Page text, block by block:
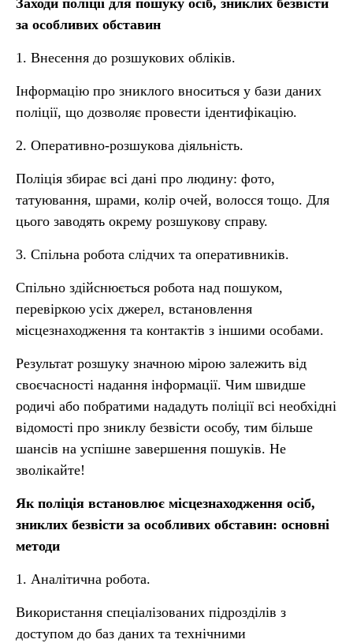
Заходи поліції для пошуку осіб, зниклих безвісти
за особливих обставин
1. Внесення до розшукових обліків.
Інформацію про зниклого вноситься у бази даних
поліції, що дозволяє провести ідентифікацію.
2. Оперативно-розшукова діяльність.
Поліція збирає всі дані про людину: фото,
татуювання, шрами, колір очей, волосся тощо. Для
цього заводять окрему розшукову справу.
3. Спільна робота слідчих та оперативників.
Спільно здійснюється робота над пошуком,
перевіркою усіх джерел, встановлення
місцезнаходження та контактів з іншими особами.
Результат розшуку значною мірою залежить від
своєчасності надання інформації. Чим швидше
родичі або побратими нададуть поліції всі необхідні
відомості про зниклу безвісти особу, тим більше
шансів на успішне завершення пошуків. Не
зволікайте!
Як поліція встановлює місцезнаходження осіб,
зниклих безвісти за особливих обставин: основні
методи
1. Аналітична робота.
Використання спеціалізованих підрозділів з
доступом до баз даних та технічними